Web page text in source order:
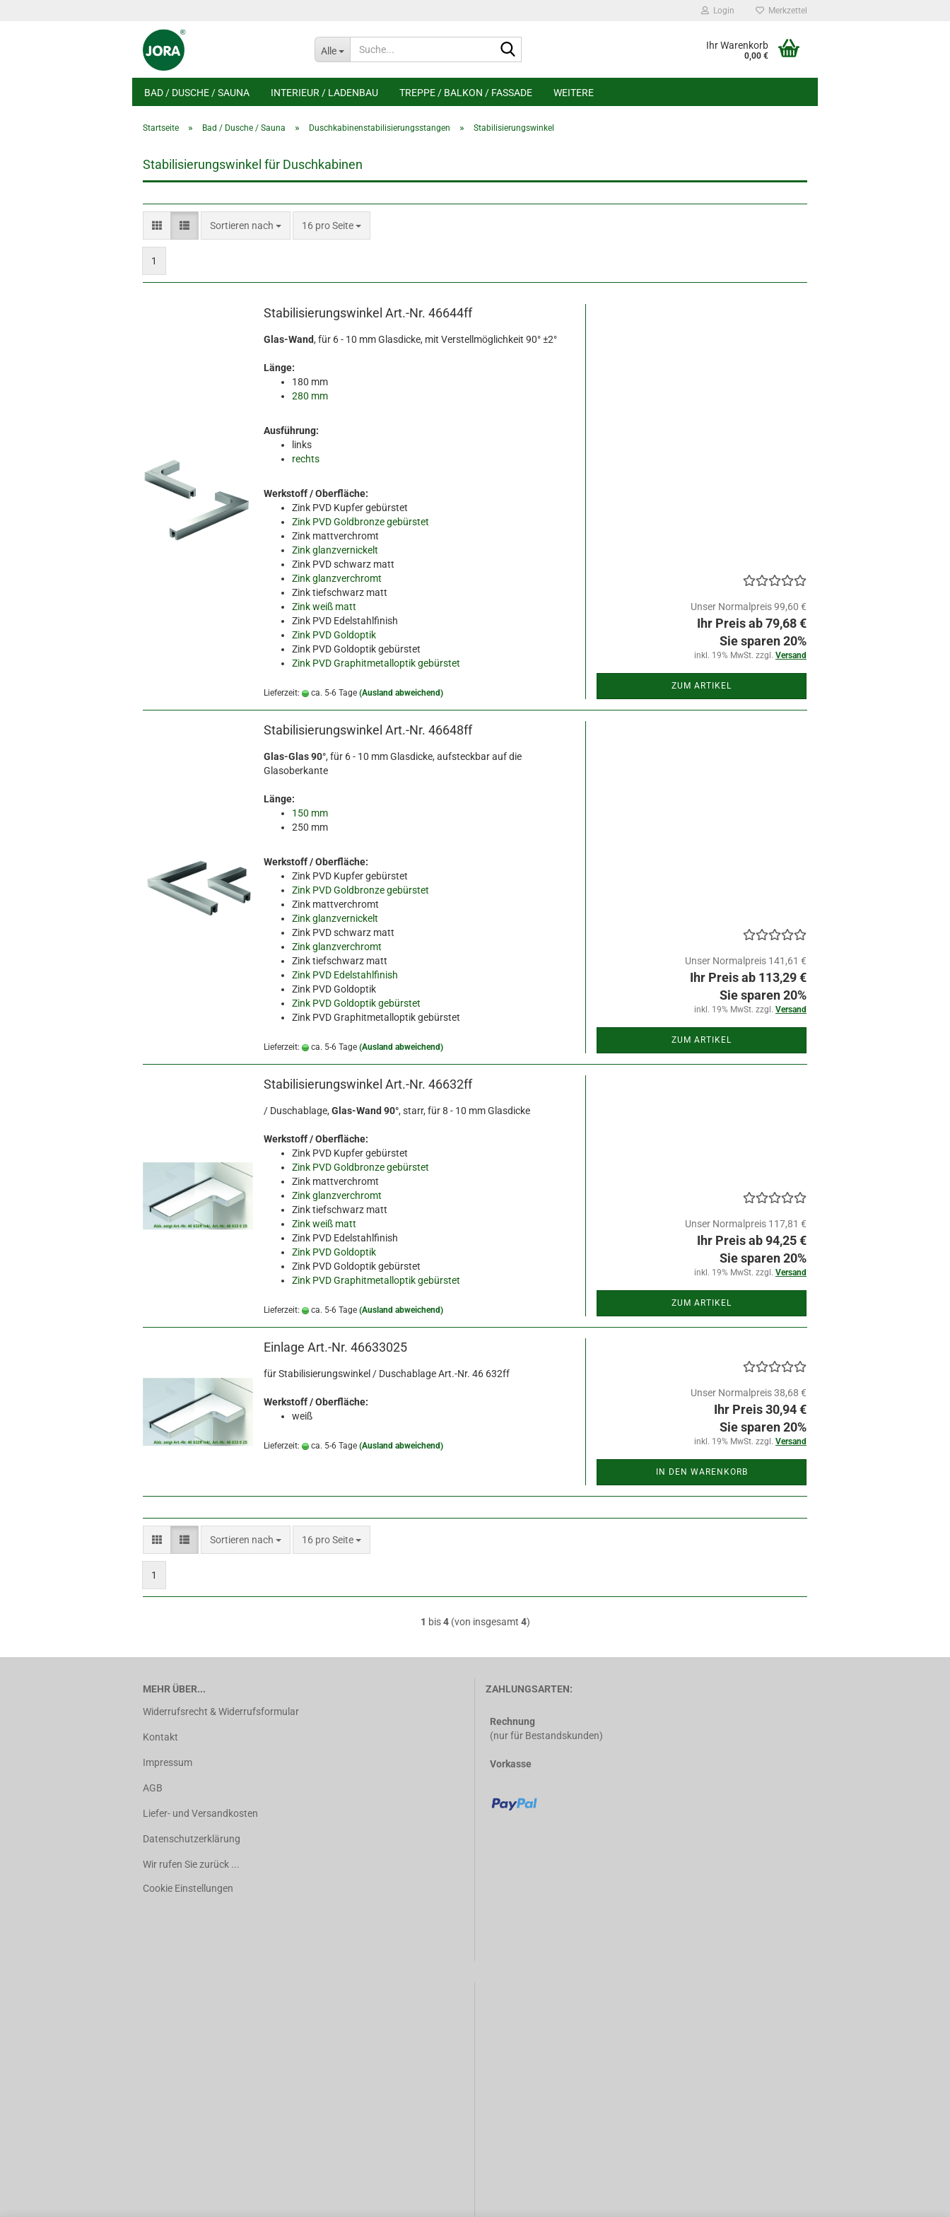
Login Merkzettel
Alle Ihr Warenkorb
0,00 €
BAD / DUSCHE / SAUNA INTERIEUR / LADENBAU TREPPE / BALKON / FASSADE WEITERE
Startseite » Bad / Dusche / Sauna » Duschkabinenstabilisierungsstangen » Stabilisierungswinkel
Stabilisierungswinkel für Duschkabinen
Sortieren nach
Sortieren nach 16 pro Seite
pro Seite
1
Stabilisierungswinkel Art.-Nr. 46644ff
Glas-Wand, für 6 - 10 mm Glasdicke, mit Verstellmöglichkeit 90° ±2°
Länge:
180 mm
280 mm
Ausführung:
links
rechts
Werkstoff / Oberfläche:
Zink PVD Kupfer gebürstet
Zink PVD Goldbronze gebürstet
Zink mattverchromt
Zink glanzvernickelt
Zink PVD schwarz matt
Zink glanzverchromt
Zink tiefschwarz matt
Zink weiß matt
Zink PVD Edelstahlfinish
Zink PVD Goldoptik
Zink PVD Goldoptik gebürstet
Zink PVD Graphitmetalloptik gebürstet
Lieferzeit: ca. 5-6 Tage (Ausland abweichend)
Unser Normalpreis 99,60 €
Ihr Preis ab 79,68 €
Sie sparen 20%
inkl. 19% MwSt. zzgl. Versand
ZUM ARTIKEL
Stabilisierungswinkel Art.-Nr. 46648ff
Glas-Glas 90°, für 6 - 10 mm Glasdicke, aufsteckbar auf die
Glasoberkante
Länge:
150 mm
250 mm
Werkstoff / Oberfläche:
Zink PVD Kupfer gebürstet
Zink PVD Goldbronze gebürstet
Zink mattverchromt
Zink glanzvernickelt
Zink PVD schwarz matt
Zink glanzverchromt
Zink tiefschwarz matt
Zink PVD Edelstahlfinish
Zink PVD Goldoptik
Zink PVD Goldoptik gebürstet
Zink PVD Graphitmetalloptik gebürstet
Lieferzeit: ca. 5-6 Tage (Ausland abweichend)
Unser Normalpreis 141,61 €
Ihr Preis ab 113,29 €
Sie sparen 20%
inkl. 19% MwSt. zzgl. Versand
ZUM ARTIKEL
Stabilisierungswinkel Art.-Nr. 46632ff
/ Duschablage, Glas-Wand 90°, starr, für 8 - 10 mm Glasdicke
Werkstoff / Oberfläche:
Zink PVD Kupfer gebürstet
Zink PVD Goldbronze gebürstet
Zink mattverchromt
Zink glanzverchromt
Zink tiefschwarz matt
Zink weiß matt
Zink PVD Edelstahlfinish
Zink PVD Goldoptik
Zink PVD Goldoptik gebürstet
Zink PVD Graphitmetalloptik gebürstet
Lieferzeit: ca. 5-6 Tage (Ausland abweichend)
Unser Normalpreis 117,81 €
Ihr Preis ab 94,25 €
Sie sparen 20%
inkl. 19% MwSt. zzgl. Versand
ZUM ARTIKEL
Einlage Art.-Nr. 46633025
für Stabilisierungswinkel / Duschablage Art.-Nr. 46 632ff
Werkstoff / Oberfläche:
weiß
Lieferzeit: ca. 5-6 Tage (Ausland abweichend)
Unser Normalpreis 38,68 €
Ihr Preis 30,94 €
Sie sparen 20%
inkl. 19% MwSt. zzgl. Versand
IN DEN WARENKORB
Sortieren nach
Sortieren nach 16 pro Seite
pro Seite
1
1 bis4(von insgesamt 4)
MEHR ÜBER...
Widerrufsrecht & Widerrufsformular
Kontakt
Impressum
AGB
Liefer- und Versandkosten
Datenschutzerklärung
Wir rufen Sie zurück ...
Cookie Einstellungen
ZAHLUNGSARTEN:
Rechnung
(nur für Bestandskunden)
Vorkasse